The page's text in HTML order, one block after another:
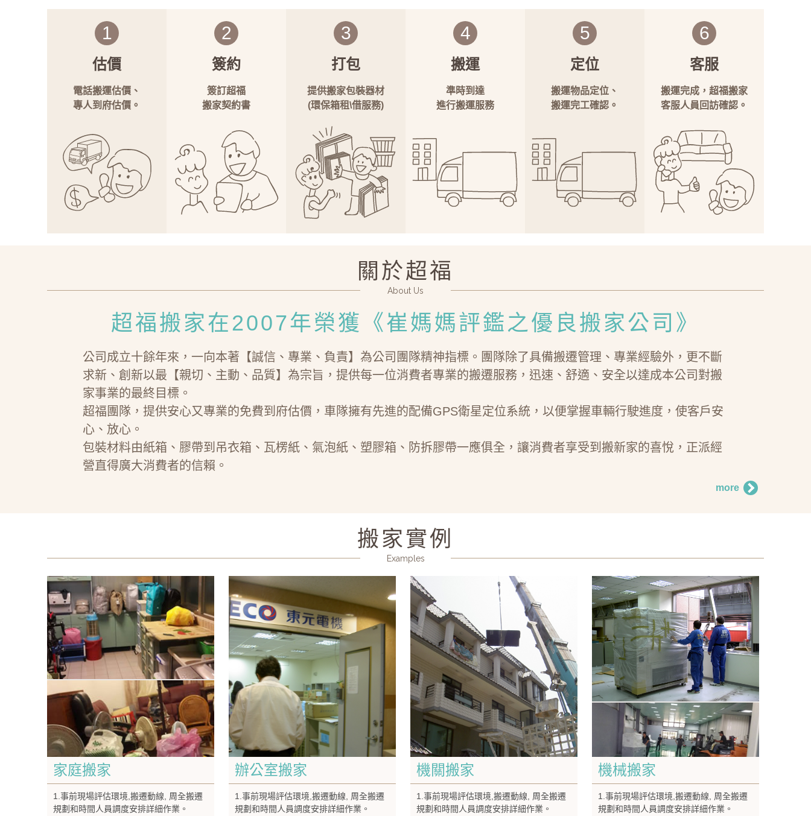
1
估價
電話搬運估價、
專人到府估價。
2
簽約
簽訂超福
搬家契約書
3
打包
提供搬家包裝器材
(環保箱租\借服務)
4
搬運
準時到達
進行搬運服務
5
定位
搬運物品定位、
搬運完工確認。
6
客服
搬運完成，超福搬家
客服人員回訪確認。
關於超福
About Us
超福搬家在2007年榮獲 《崔媽媽評鑑之優良搬家公司》
公司成立十餘年來，一向本著【誠信、專業、負責】為公司團隊精神指標。團隊除了具備搬遷管理、專業經驗外，更不斷
求新、創新以最【親切、主動、品質】為宗旨，提供每一位消費者專業的搬遷服務，迅速、舒適、安全以達成本公司對搬
家事業的最終目標。
超福團隊，提供安心又專業的免費到府估價，車隊擁有先進的配備GPS衛星定位系統，以便掌握車輛行駛進度，使客戶安
心、放心。
包裝材料由紙箱、膠帶到吊衣箱、瓦楞紙、氣泡紙、塑膠箱、防拆膠帶一應俱全，讓消費者享受到搬新家的喜悅，正派經
營直得廣大消費者的信賴。
more
搬家實例
Examples
家庭搬家
1.事前現場評估環境,搬遷動線, 周全搬遷
規劃和時間人員調度安排詳細作業。
辦公室搬家
1.事前現場評估環境,搬遷動線, 周全搬遷
規劃和時間人員調度安排詳細作業。
機關搬家
1.事前現場評估環境,搬遷動線, 周全搬遷
規劃和時間人員調度安排詳細作業。
機械搬家
1.事前現場評估環境,搬遷動線, 周全搬遷
規劃和時間人員調度安排詳細作業。